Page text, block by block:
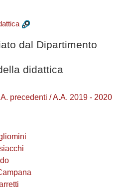
dal Dipartimento
didattica
precedenti / A.A. 2019 - 2020